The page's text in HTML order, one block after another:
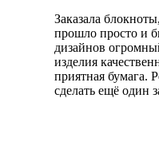
Заказала
прошло просто и
дизайнов
изделия
приятная бумага.
сделать ещё один